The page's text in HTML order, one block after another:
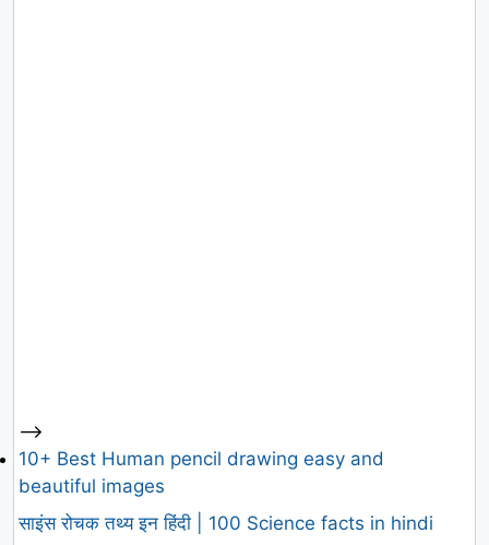
-->
10+ Best Human pencil drawing easy and
beautiful images
साइंस रोचक तथ्य इन हिंदी | 100 Science facts in hindi